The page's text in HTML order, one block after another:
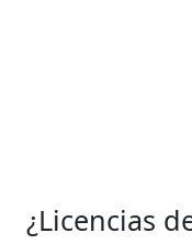
¿Licencias